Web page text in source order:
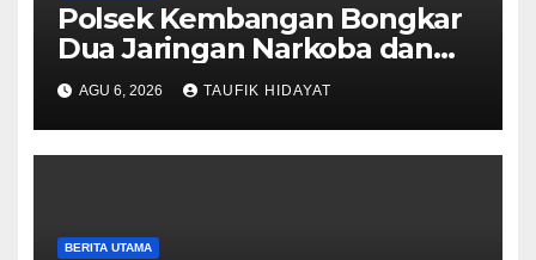
Polsek Kembangan Bongkar
Dua Jaringan Narkoba dan
Obat Keras, Sita Puluhan Ribu
Pil, 1,1 Kg Sabu hingga Vape
Etomidate
AGU 6, 2026 TAUFIK HIDAYAT
BERITA UTAMA